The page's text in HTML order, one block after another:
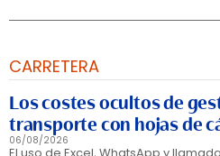
CARRETERA
Los costes ocultos de
transporte con hojas de
06/08/2026